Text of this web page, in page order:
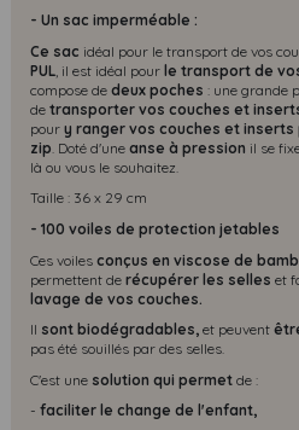
- Un sac imperméable :
Ce sac idéal pour le transport de vos
PUL , il est idéal pour le transport de
compose de deux poches : une grande
de transporter vos couches et
pour y ranger vos couches et inserts
zip . Doté d'une anse à pression il se
là ou vous le souhaitez.
Taille : 36 x 29 cm
- 100 voiles de protection jetables
Ces voiles conçus en viscose de
permettent de récupérer les selles et
lavage de vos couches.
Il sont biodégradables, et peuvent
pas été souillés par des selles.
C'est une solution qui permet de :
- faciliter le change de l'enfant,